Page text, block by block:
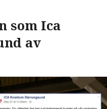
som Ica
av